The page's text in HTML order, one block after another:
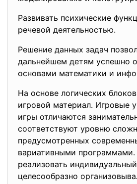
Развивать психические
речевой деятельностью.
Решение данных задач
дальнейшем детям успешно
основами математики и
На основе логических
игровой материал. Игровые
игры отличаются
соответствуют уровню
предусмотренных
вариативными программами.
реализовать
целесообразно